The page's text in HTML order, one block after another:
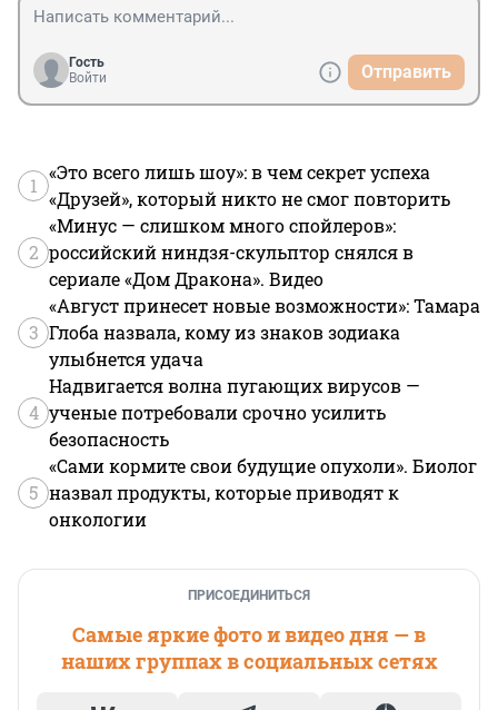
Гость
Войти
Отправить
1
«Это всего лишь шоу»: в чем секрет успеха
«Друзей», который никто не смог повторить
2
«Минус — слишком много спойлеров»:
российский ниндзя-скульптор снялся в
сериале «Дом Дракона». Видео
3
«Август принесет новые возможности»: Тамара
Глоба назвала, кому из знаков зодиака
улыбнется удача
4
Надвигается волна пугающих вирусов —
ученые потребовали срочно усилить
безопасность
5
«Сами кормите свои будущие опухоли». Биолог
назвал продукты, которые приводят к
онкологии
ПРИСОЕДИНИТЬСЯ
Самые яркие фото и видео дня — в
наших группах в социальных сетях